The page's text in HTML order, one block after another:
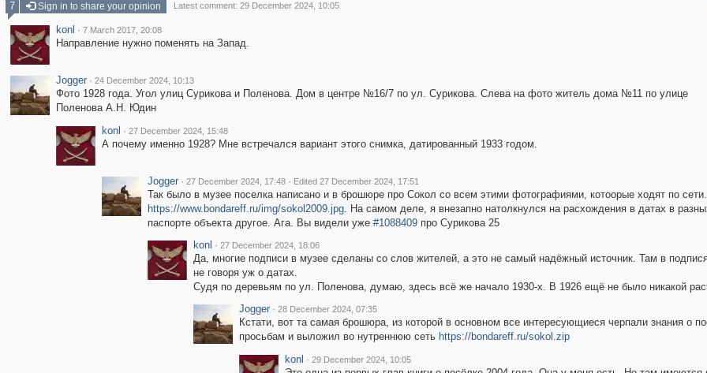
7 Sign in to share your opinion Latest comment: 29 December 2024, 10:05
konl · 7 March 2017, 20:08
Направление нужно поменять на Запад.
Jogger · 24 December 2024, 10:13
Фото 1928 года. Угол улиц Сурикова и Поленова. Дом в центре №16/7 по ул. Сурикова. Слева на фото житель дома №11 по улице
Поленова А.Н. Юдин
konl · 27 December 2024, 15:48
А почему именно 1928? Мне встречался вариант этого снимка, датированный 1933 годом.
Jogger · 27 December 2024, 17:48 · Edited 27 December 2024, 17:51
Так было в музее поселка написано и в брошюре про Сокол со всем этими фотографиями, котоорые ходят по
https://www.bondareff.ru/img/sokol2009.jpg. На самом деле, я внезапно натолкнулся на расхождения в датах в
паспорте объекта другое. Ага. Вы видели уже #1088409про Сурикова 25
konl · 27 December 2024, 18:06
Да, многие подписи в музее сделаны со слов жителей, а это не самый надёжный источник. Там в
не говоря уж о датах.
Судя по деревьям по ул. Поленова, думаю, здесь всё же начало 1930-х. В 1926 ещё не было никакой
Jogger · 28 December 2024, 07:35
Кстати, вот та самая брошюра, из которой в основном все интересующиеся черпали знания о
просьбам и выложил во нутреннюю сеть https://bondareff.ru/sokol.zip
konl · 29 December 2024, 10:05